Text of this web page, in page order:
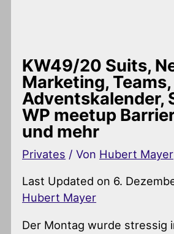
KW49/20 Suits,
Marketing, Teams,
Adventskalender,
WP meetup
und mehr
Privates / Von Hubert Mayer
Last Updated on 6.
Hubert Mayer
Der Montag wurde stressig